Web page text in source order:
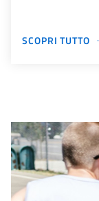
SCOPRI TUTTO